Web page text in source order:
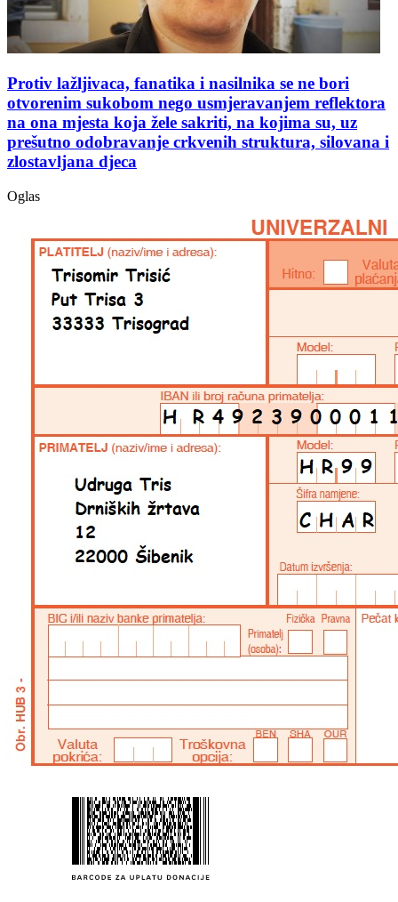
Protiv lažljivaca, fanatika i nasilnika se ne bori
otvorenim sukobom nego usmjeravanjem reflektora
na ona mjesta koja žele sakriti, na kojima su, uz
prešutno odobravanje crkvenih struktura, silovana i
zlostavljana djeca
Oglas